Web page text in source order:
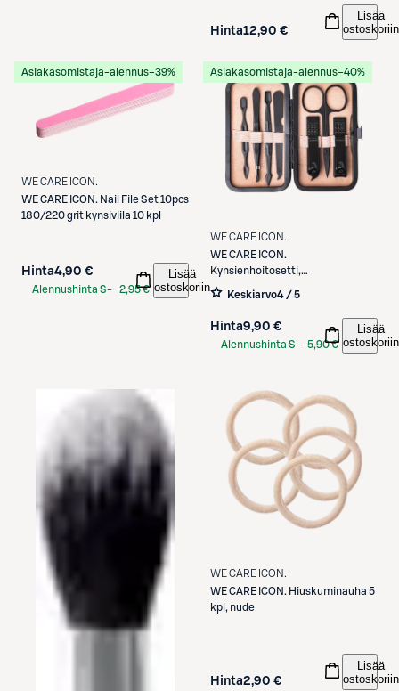
Hinta12,90 €
Lisää
ostoskoriin
Asiakasomistaja-alennus−39%
WE CARE ICON.
WE CARE ICON. Nail File Set 10pcs
180/220 grit kynsiviila 10 kpl
Hinta4,90 €
Alennushinta S-
2,95 €
Lisää
ostoskoriin
Asiakasomistaja-alennus−40%
WE CARE ICON.
WE CARE ICON.
Kynsienhoitosetti,
vaaleanpunainen
Keskiarvo4 / 5
Hinta9,90 €
Alennushinta S- 5,90 €
Lisää
ostoskoriin
WE CARE ICON.
WE CARE ICON. Hiuskuminauha 5
kpl, nude
Hinta2,90 €
Lisää
ostoskoriin